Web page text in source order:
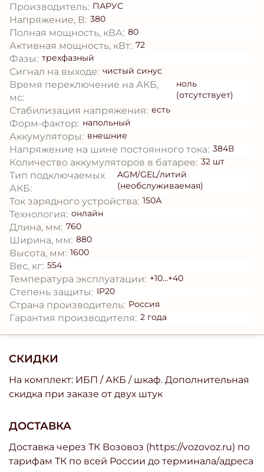
СКИДКИ
На комплект: ИБП / АКБ / шкаф. Дополнительная
скидка при заказе от двух штук
ДОСТАВКА
Доставка через ТК Возовоз (https://vozovoz.ru) по
тарифам ТК по всей России до терминала/адреса
Производитель: ПАРУС
Напряжение, В: 380
Полная мощность, кВА: 80
Активная мощность, кВт: 72
Фазы: трехфазный
Сигнал на выходе: чистый синус
Время переключение на АКБ,
мс:
ноль
(отсутствует)
Стабилизация напряжения: есть
Форм-фактор: напольный
Аккумуляторы: внешние
Напряжение на шине постоянного тока: 384В
Количество аккумуляторов в батарее: 32 шт
Тип подключаемых
АКБ:
AGM/GEL/литий
(необслуживаемая)
Ток зарядного устройства: 150А
Технология: онлайн
Длина, мм: 760
Ширина, мм: 880
Высота, мм: 1600
Вес, кг: 554
Температура эксплуатации: +10...+40
Степень защиты: IP20
Страна производитель: Россия
Гарантия производителя: 2 года